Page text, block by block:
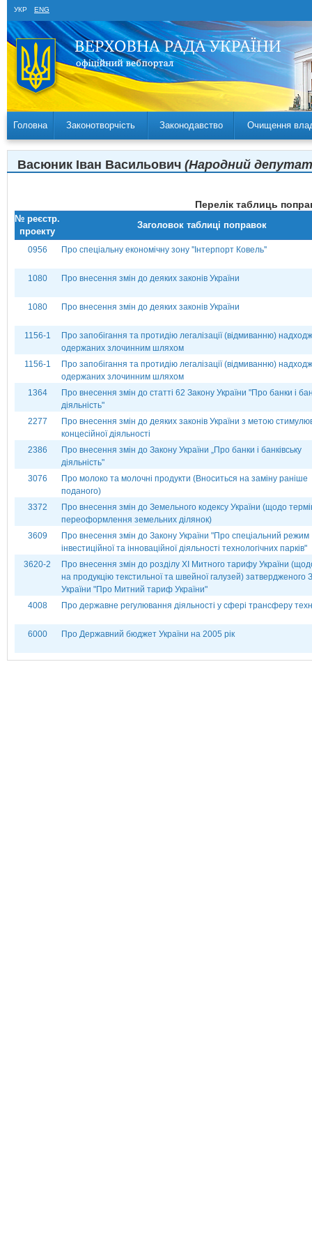
УКР ENG
Головна Законотворчість Законодавство Очищення
Васюник Іван Васильович (Народний депутат
Перелік таблиць
№ реєстр.
проекту
Заголовок таблиці поправок
0956 Про спеціальну економічну зону ''Інтерпорт Ковель''
1080 Про внесення змін до деяких законів України
1080 Про внесення змін до деяких законів України
1156-1
Про запобігання та протидію легалізації (відмиванню)
одержаних злочинним шляхом
1156-1
Про запобігання та протидію легалізації (відмиванню)
одержаних злочинним шляхом
1364
Про внесення змін до статті 62 Закону України "Про банки і
діяльність"
2277
Про внесення змін до деяких законів України з метою
концесійної діяльності
2386
Про внесення змін до Закону України „Про банки і банківську
діяльність"
3076
Про молоко та молочні продукти (Вноситься на заміну раніше
поданого)
3372
Про внесення змін до Земельного кодексу України (щодо
переоформлення земельних ділянок)
3609
Про внесення змін до Закону України "Про спеціальний режим
інвестиційної та інноваційної діяльності технологічних парків"
3620-2
Про внесення змін до розділу ХІ Митного тарифу України
на продукцію текстильної та швейної галузей) затвердженого
України "Про Митний тариф України"
4008
Про державне регулювання діяльності у сфері трансферу
6000 Про Державний бюджет України на 2005 рік